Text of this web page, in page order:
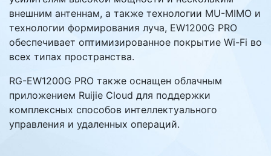
внешним антеннам, а также технологии MU-MIMO и
технологии формирования луча, EW1200G PRO
обеспечивает оптимизированное покрытие Wi-Fi во
всех типах пространства.
RG-EW1200G PRO также оснащен облачным
приложением Ruijie Cloud для поддержки
комплексных способов интеллектуального
управления и удаленных операций.